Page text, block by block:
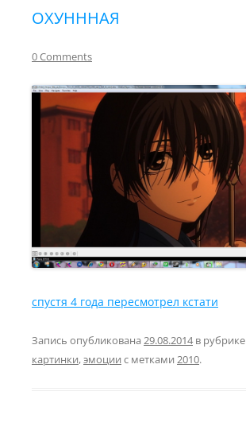
ОХУНННАЯ
0 Comments
спустя 4 года пересмотрел кстати
Запись опубликована 29.08.2014в рубрике
картинки,эмоции с метками 2010.